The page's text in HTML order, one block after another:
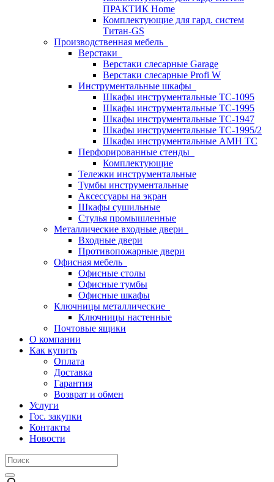
ПРАКТИК Home
Комплектующие для гард. систем
Титан-GS
Производственная мебель
Верстаки
Верстаки слесарные Garage
Верстаки слесарные Profi W
Инструментальные шкафы
Шкафы инструментальные TC-1095
Шкафы инструментальные TC-1995
Шкафы инструментальные TC-1947
Шкафы инструментальные TC-1995/2
Шкафы инструментальные AMH TC
Перфорированные стенды
Комплектующие
Тележки инструментальные
Тумбы инструментальные
Аксессуары на экран
Шкафы сушильные
Стулья промышленные
Металлические входные двери
Входные двери
Противопожарные двери
Офисная мебель
Офисные столы
Офисные тумбы
Офисные шкафы
Ключницы металлические
Ключницы настенные
Почтовые ящики
О компании
Как купить
Оплата
Доставка
Гарантия
Возврат и обмен
Услуги
Гос. закупки
Контакты
Новости